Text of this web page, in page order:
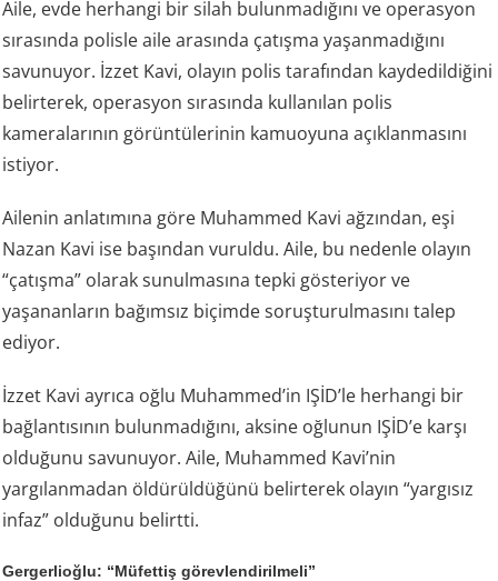
Aile, evde herhangi bir silah bulunmadığını ve operasyon
sırasında polisle aile arasında çatışma yaşanmadığını
savunuyor. İzzet Kavi, olayın polis tarafından kaydedildiğini
belirterek, operasyon sırasında kullanılan polis
kameralarının görüntülerinin kamuoyuna açıklanmasını
istiyor.
Ailenin anlatımına göre Muhammed Kavi ağzından, eşi
Nazan Kavi ise başından vuruldu. Aile, bu nedenle olayın
“çatışma” olarak sunulmasına tepki gösteriyor ve
yaşananların bağımsız biçimde soruşturulmasını talep
ediyor.
İzzet Kavi ayrıca oğlu Muhammed’in IŞİD’le herhangi bir
bağlantısının bulunmadığını, aksine oğlunun IŞİD’e karşı
olduğunu savunuyor. Aile, Muhammed Kavi’nin
yargılanmadan öldürüldüğünü belirterek olayın “yargısız
infaz” olduğunu belirtti.
Gergerlioğlu: “Müfettiş görevlendirilmeli”